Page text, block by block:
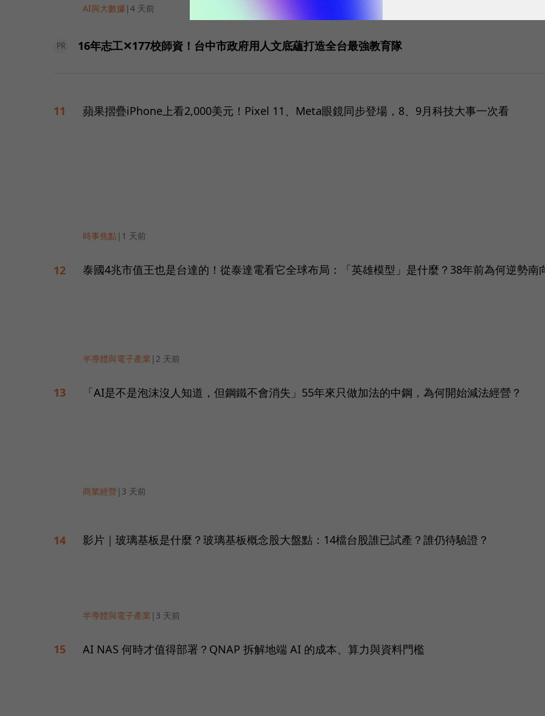
AI與大數據 | 4 天前
PR 16年志工✕177校師資！台中市政府用人文底蘊打造全台最強教育隊
11 蘋果摺疊iPhone上看2,000美元！Pixel 11、Meta眼鏡同步登場，8、9月科技大事一次看
時事焦點| 1 天前
12 泰國4兆市值王也是台達的！從泰達電看它全球布局：「英雄模型」是什麼？38年前為何逆勢南
半導體與電子產業 | 2 天前
13 「AI是不是泡沫沒人知道，但鋼鐵不會消失」55年來只做加法的中鋼，為何開始減法經營？
商業經營 | 3 天前
14 影片｜玻璃基板是什麼？玻璃基板概念股大盤點：14檔台股誰已試產？誰仍待驗證？
半導體與電子產業 | 3 天前
15 AI NAS 何時才值得部署？QNAP 拆解地端 AI 的成本、算力與資料門檻